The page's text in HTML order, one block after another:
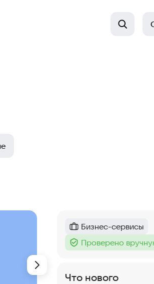
Категория:
Бизнес-сервисы
Тег :
Проверено
Что нового